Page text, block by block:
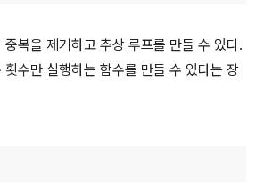
복을 제거하고 추상 루프를 만들 수 있다.
수만 실행하는 함수를 만들 수 있다는 장